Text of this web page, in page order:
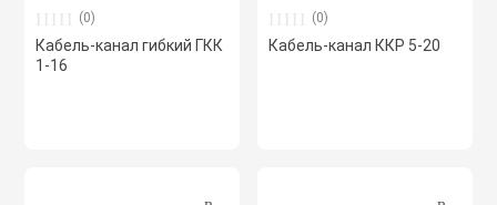
Фреоновые
(0)
Кабель-канал гибкий ГКК
1-16
(0)
Кабель-канал ККР 5-20